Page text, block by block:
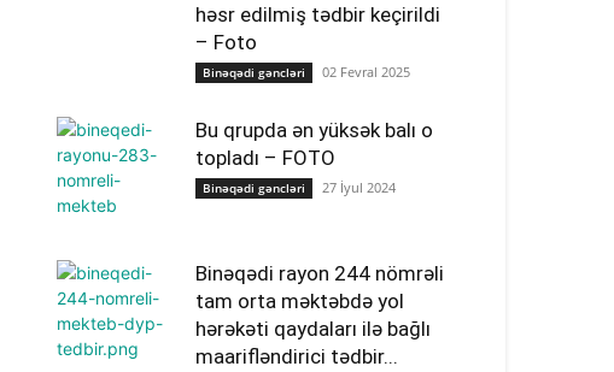
həsr edilmiş tədbir keçirildi
– Foto
Binəqədi gəncləri 02 Fevral 2025
Bu qrupda ən yüksək balı o
topladı – FOTO
Binəqədi gəncləri 27 İyul 2024
Binəqədi rayon 244 nömrəli
tam orta məktəbdə yol
hərəkəti qaydaları ilə bağlı
maarifləndirici tədbir...